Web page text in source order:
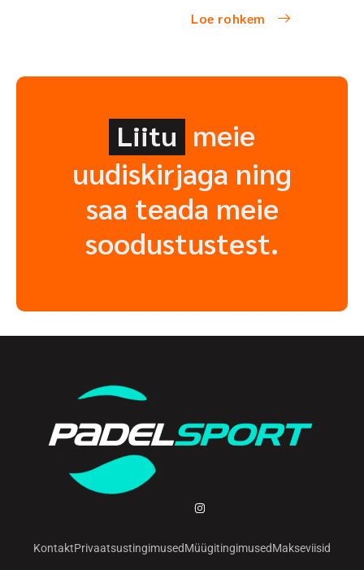
Loe rohkem
Liitu meie
uudiskirjaga ning
saa teada meie
soodustustest.
KontaktPrivaatsustingimusedMüügitingimusedMakseviisid